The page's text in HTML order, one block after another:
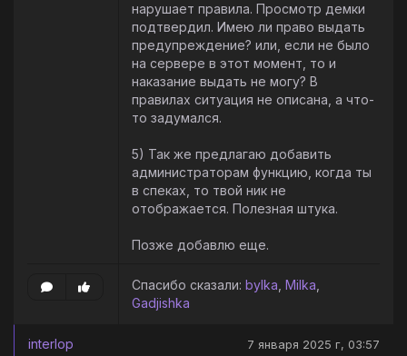
нарушает правила. Просмотр демки
подтвердил. Имею ли право выдать
предупреждение? или, если не было
на сервере в этот момент, то и
наказание выдать не могу? В
правилах ситуация не описана, а что-
то задумался.
5) Так же предлагаю добавить
администраторам функцию, когда ты
в спеках, то твой ник не
отображается. Полезная штука.
Позже добавлю еще.
Спасибо сказали: bylka Milka
Gadjishka
interlop 7 января 2025 г, 03:57